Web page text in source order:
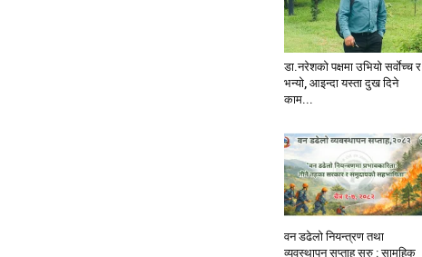
डा.नरेशको पक्षमा उभियो सर्वाेच्च र
भन्यो, आइन्दा यस्ता दुख दिने
काम...
वन डढेलो नियन्त्रण तथा
व्यवस्थापन सप्ताह सुरु : सामूहिक